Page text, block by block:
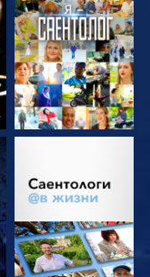
СМОТРЕТЬ
СМОТРЕТЬ